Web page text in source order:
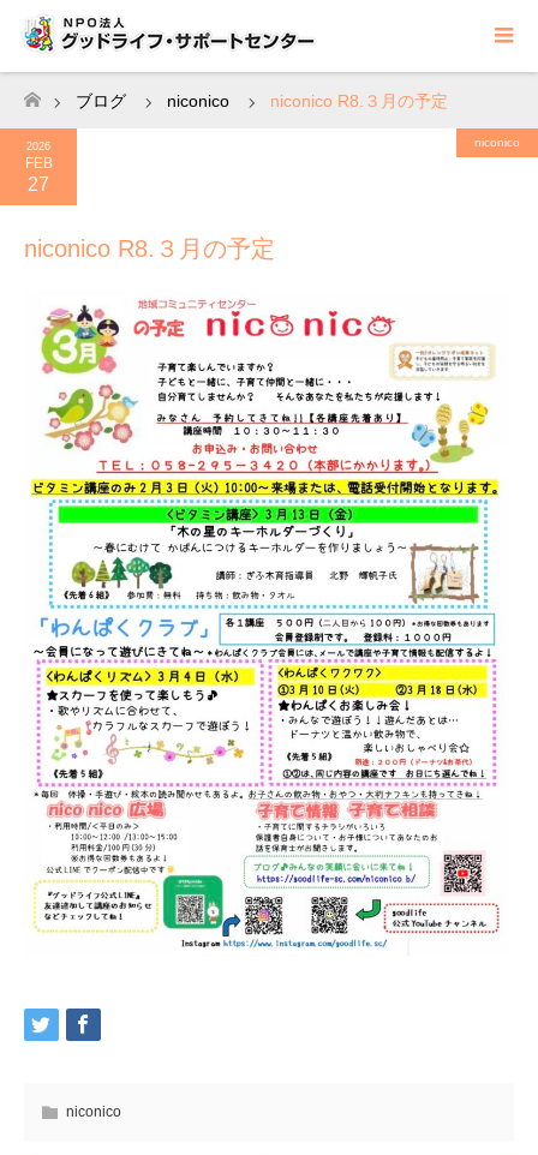
ホーム
ブログ niconico niconico R8.３月の予定
2026
FEB
27
niconico
niconico R8.３月の予定
niconico